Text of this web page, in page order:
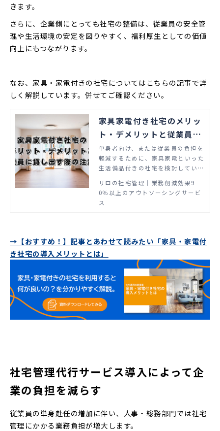
きます。
さらに、企業側にとっても社宅の整備は、従業員の安全管
理や生活環境の安定を図りやすく、福利厚生としての価値
向上にもつながります。
なお、家具・家電付きの社宅についてはこちらの記事で詳
しく解説しています。併せてご確認ください。
家具家電付き社宅のメリッ
ト・デメリットと従業員に
貸し出す際の注意点
単身者向け、または従業員の負担を
軽減するために、家具家電といった
生活備品付きの社宅を検討している
うか。 家具家電付きの社宅には、
メリット・デメリットがあり、その
両面を把握したうえで導入を検討す
リロの社宅管理│業務削減効果9
0％以上のアウトソーシングサービ
ス
→【おすすめ！】記事とあわせて読みたい「家具・家電付
き社宅の導入メリットとは」
社宅管理代行サービス導入によって企
業の負担を減らす
従業員の単身赴任の増加に伴い、人事・総務部門では社宅
管理にかかる業務負担が増大します。